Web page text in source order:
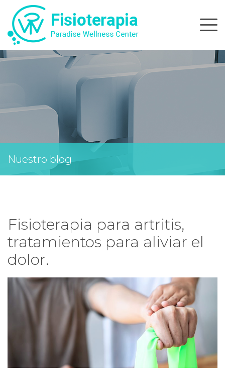
content
Nuestro blog
Fisioterapia para artritis,
tratamientos para aliviar el
dolor.